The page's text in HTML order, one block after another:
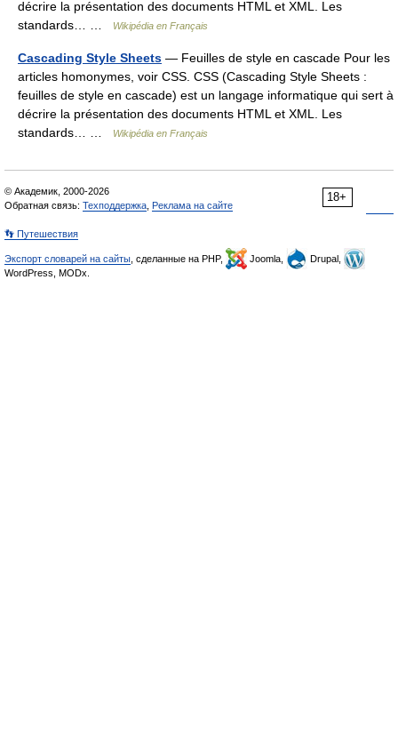
décrire la présentation des documents HTML et XML. Les
standards… …
Wikipédia en Français
Cascading Style Sheets — Feuilles de style en cascade Pour les
articles homonymes, voir CSS. CSS (Cascading Style Sheets :
feuilles de style en cascade) est un langage informatique qui sert à
décrire la présentation des documents HTML et XML. Les
standards… …
Wikipédia en Français
18+
© Академик, 2000-2026
Обратная связь: Техподдержка Реклама на сайте
👣 Путешествия
Экспорт словарей на сайты , сделанные на PHP, Joomla,
Drupal,
WordPress, MODx.